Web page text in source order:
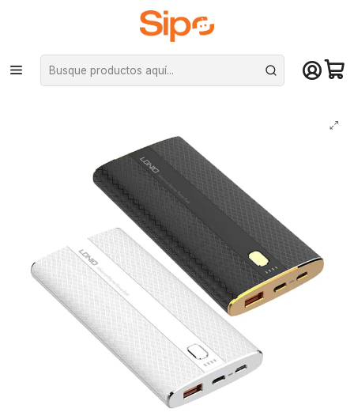
¡Compra hasta mediodía y recibe hoy! De lunes a sábado en el gran
Santiago. Envío gratis desde $29.990
Inicio Redes y conectividad Cables y Cargadores celular
Cargador Portátil LDNIO PQ1010 (10.000mAh + QC3.0 carga rápida)